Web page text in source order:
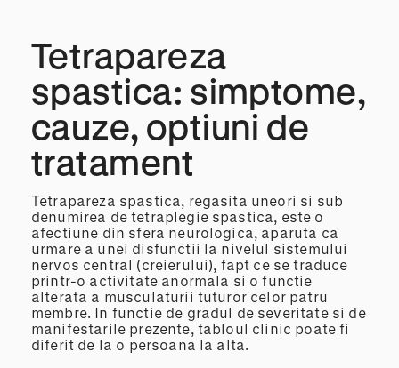
Tetrapareza
spastica: simptome,
cauze, optiuni de
tratament
Tetrapareza spastica, regasita uneori si sub
denumirea de tetraplegie spastica, este o
afectiune din sfera neurologica, aparuta ca
urmare a unei disfunctii la nivelul sistemului
nervos central (creierului), fapt ce se traduce
printr-o activitate anormala si o functie
alterata a musculaturii tuturor celor patru
membre. In functie de gradul de severitate si de
manifestarile prezente, tabloul clinic poate fi
diferit de la o persoana la alta.